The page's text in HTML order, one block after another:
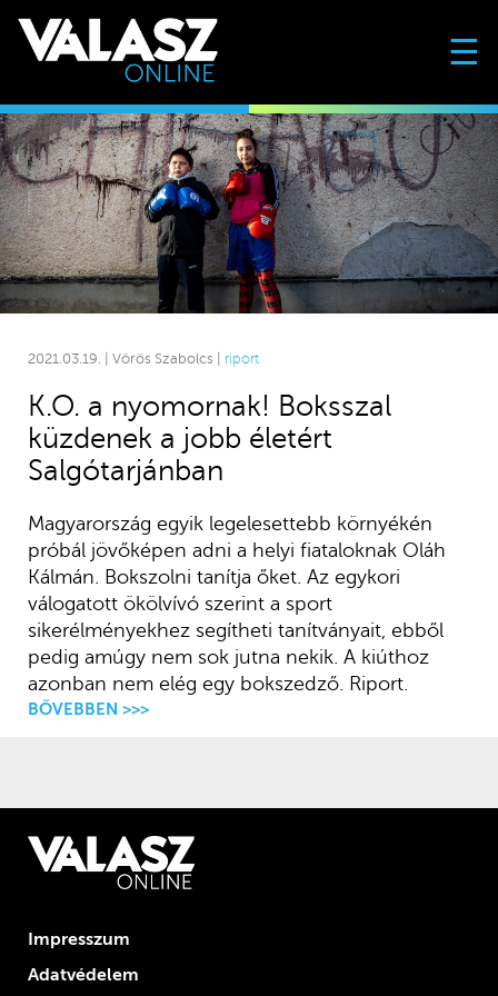
☰
2021.03.19. | Vörös Szabolcs | riport
K.O. a nyomornak! Boksszal
küzdenek a jobb életért
Salgótarjánban
Magyarország egyik legelesettebb környékén
próbál jövőképen adni a helyi fiataloknak Oláh
Kálmán. Bokszolni tanítja őket. Az egykori
válogatott ökölvívó szerint a sport
sikerélményekhez segítheti tanítványait, ebből
pedig amúgy nem sok jutna nekik. A kiúthoz
azonban nem elég egy bokszedző. Riport.
BŐVEBBEN >>>
Impresszum
Adatvédelem